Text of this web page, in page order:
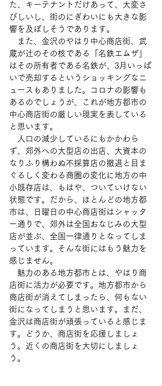
た、キーテナントだけあって、大変さ
びしいし、街のにぎわいにも大きな影
響を及ぼしそうであります。
また、金沢のやはり中心商店街、武
蔵が辻のその核である「名鉄エムザ」
はその所有者である名鉄が、3月いっぱ
いで売却するというショッキングなニ
ュースもありました。コロナの影響も
あるのでしょうが、これが地方都市の
中心商店街の厳しい現実を表している
と思います。
人口の減少しているにもかかわら
ず、郊外への大型店の出店、大資本の
なりふり構わぬ不採算店の撤退と目ま
ぐるしく変わる商圏の変化に地方の中
小既存店は、もはや、ついていけない
状態です。だから、ほとんどの地方都
市は、日曜日の中心商店街はシャッタ
ー通りで、郊外は全国おなじみの大型
店が並ぶ、全国一律通りとなってしま
っています。そんな街にはもう魅力を
感じません。
魅力のある地方都市とは、やはり商
店街に活力が必要です。地方都市から
商店街が消えてしまったら、何もない
街になってしまうと思います。まだ、
金沢は商店街が頑張っていると感じま
す。どうか、商店街を応援しましょ
う。近くの商店街を大切にしましょ
う。